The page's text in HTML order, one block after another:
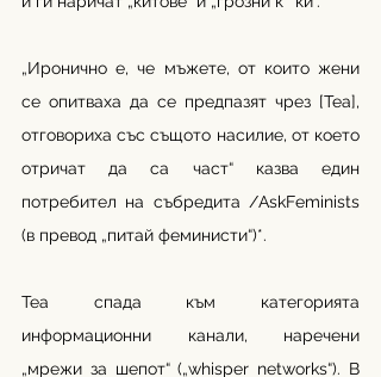
„Иронично е, че мъжете, от които жени
се опитваха да се предпазят чрез [Tea],
отговориха със същото насилие, от което
отричат да са част“ казва един
потребител на събредита /AskFeminists
(в превод „питай феминисти“)*.
Tea спада към категорията
информационни канали, наречени
„мрежи за шепот“ („whisper networks“). В